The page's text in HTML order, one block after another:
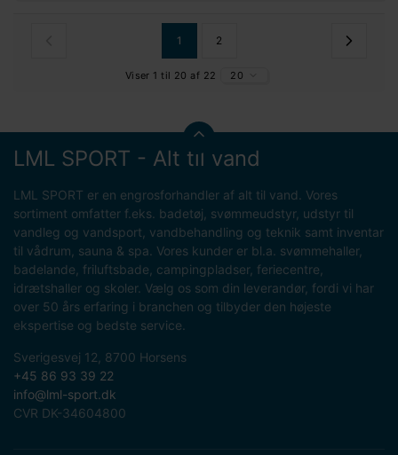
1 2
Viser 1 til 20 af 22 20
LML SPORT - Alt til vand
LML SPORT er en engrosforhandler af alt til vand. Vores
sortiment omfatter f.eks. badetøj, svømmeudstyr, udstyr til
vandleg og vandsport, vandbehandling og teknik samt inventar
til vådrum, sauna & spa. Vores kunder er bl.a. svømmehaller,
badelande, friluftsbade, campingpladser, feriecentre,
idrætshaller og skoler. Vælg os som din leverandør, fordi vi har
over 50 års erfaring i branchen og tilbyder den højeste
ekspertise og bedste service.
Sverigesvej 12, 8700 Horsens
+45 86 93 39 22
info@lml-sport.dk
CVR DK-34604800